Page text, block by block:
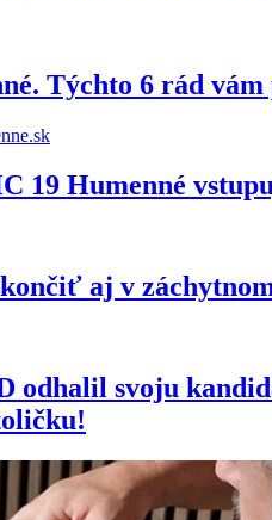
Týchto 6 rád
19 Humenné
aj v
odhalil svoju